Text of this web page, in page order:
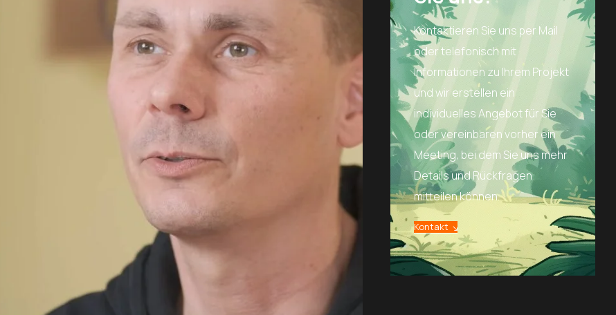
Kontaktieren Sie uns per Mail
oder telefonisch mit
Informationen zu Ihrem Projekt
und wir erstellen ein
individuelles Angebot für Sie
oder vereinbaren vorher ein
Meeting, bei dem Sie uns mehr
Details und Rückfragen
mitteilen können.
Kontakt